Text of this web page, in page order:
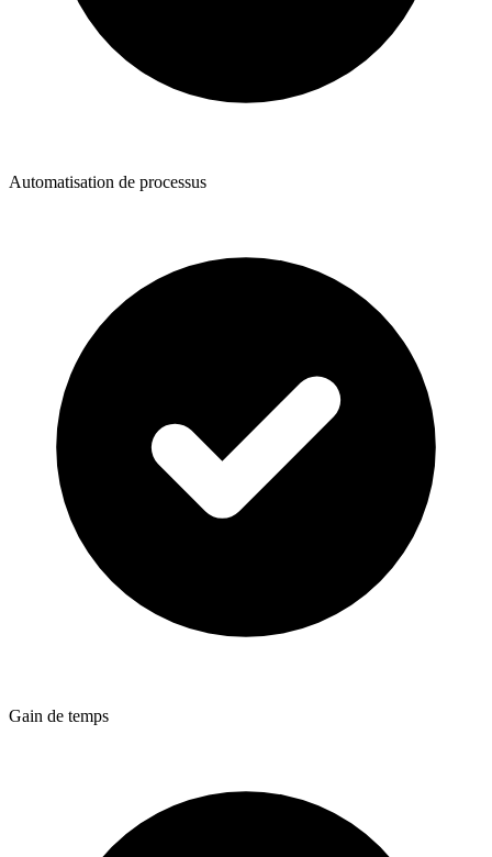
Automatisation de processus
Gain de temps